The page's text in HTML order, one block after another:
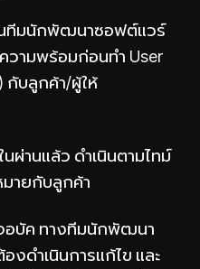
ทีมนักพัฒนาซอฟต์แวร์
วามพร้อมก่อนทำ User
กับลูกค้า/ผู้ให้
ผ่านแล้ว ดำเนินตามไทม์
ายกับลูกค้า
อบัค ทางทีมนักพัฒนา
ดำเนินการแก้ไข และ